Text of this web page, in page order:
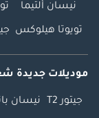
نيسان ألتيما
تويوتا هيلوكس
موديلات جديدة
جيتور T2 نيسان